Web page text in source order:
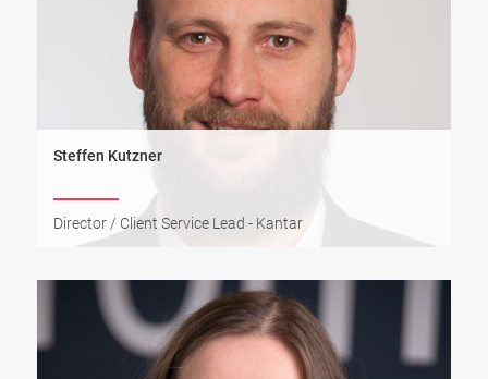
Steffen Kutzner
Director / Client Service Lead - Kantar